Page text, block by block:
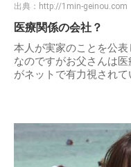
出典： http://1min-geinou.com
医療関係の会社？
本人が実家のことを公
なのですがお父さんは
がネットで有力視されて